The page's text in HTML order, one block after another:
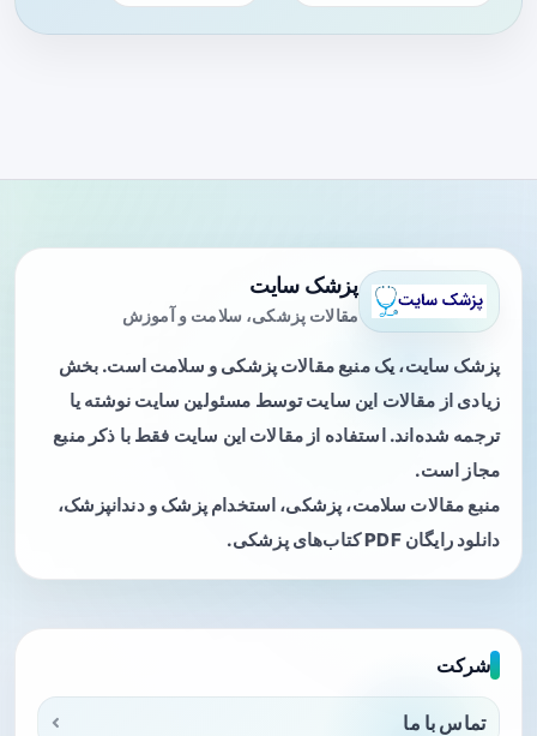
پزشک سایت
مقالات پزشکی، سلامت و آموزش
پزشک سایت، یک منبع مقالات پزشکی و سلامت است. بخش
زیادی از مقالات این سایت توسط مسئولین سایت نوشته یا
ترجمه شده‌اند. استفاده از مقالات این سایت فقط با ذکر منبع
مجاز است.
منبع مقالات سلامت، پزشکی، استخدام پزشک و دندانپزشک،
دانلود رایگان PDF کتاب‌های پزشکی.
شرکت
تماس با ما